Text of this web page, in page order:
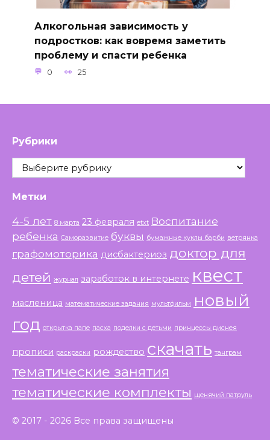
Алкогольная зависимость у
подростков: как вовремя заметить
проблему и спасти ребенка
0 25
Рубрики
Рубрики
Метки
4-5 лет 8 марта 23 февраля etxt Воспитание
ребенка Саморазвитие буквы бумажные куклы барби ветрянка
графомоторика дисбактериоз доктор для
детей журнал заработок в интернете квест
масленица математические задания мультфильм
новый
год открытка папе пасха поделки с детьми принцессы диснея
прописи раскраски рождество скачать танграм
тематические занятия
тематические комплекты щенячий патруль
© 2017 - 2026 Все права защищены